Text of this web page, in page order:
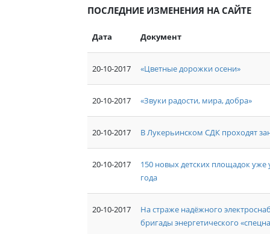
ПОСЛЕДНИЕ ИЗМЕНЕНИЯ НА САЙТЕ
Дата Документ
20-10-2017 «Цветные дорожки осени»
20-10-2017 «Звуки радости, мира, добра»
20-10-2017 В Лукерьинском СДК проходят
20-10-2017
150 новых детских площадок уже
года
20-10-2017
На страже надёжного
бригады энергетического